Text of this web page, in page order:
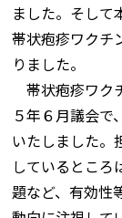
ました。そして
帯状疱疹ワクチ
りました。
帯状疱疹ワク
５年６月議会で
いたしました。
しているところ
題など、有効性